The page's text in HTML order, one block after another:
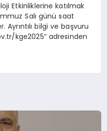
Etkinliklerine katılmak
Salı günü saat
Ayrıntılı bilgi ve başvuru
kge2025” adresinden